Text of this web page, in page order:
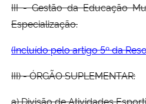
III - Gestão da Educação
Especialização.
(Incluído pelo artigo 5º da
III) - ÓRGÃO SUPLEMENTAR:
a) Divisão de Atividades